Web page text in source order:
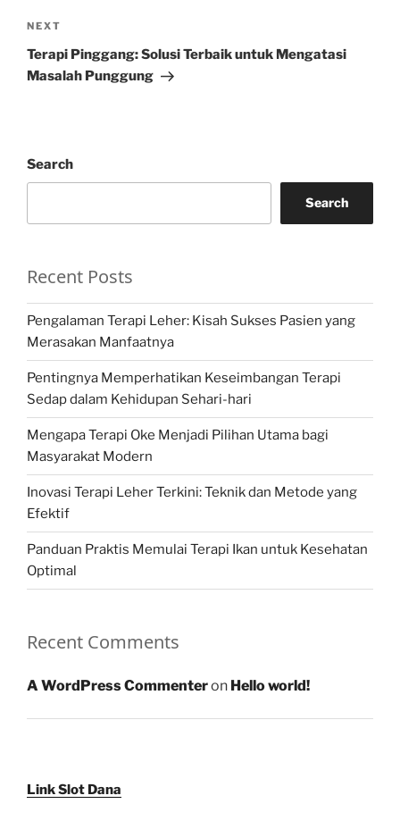
Next
Post
NEXT
Terapi Pinggang: Solusi Terbaik untuk Mengatasi
Masalah Punggung
Search
Search
Recent Posts
Pengalaman Terapi Leher: Kisah Sukses Pasien yang
Merasakan Manfaatnya
Pentingnya Memperhatikan Keseimbangan Terapi
Sedap dalam Kehidupan Sehari-hari
Mengapa Terapi Oke Menjadi Pilihan Utama bagi
Masyarakat Modern
Inovasi Terapi Leher Terkini: Teknik dan Metode yang
Efektif
Panduan Praktis Memulai Terapi Ikan untuk Kesehatan
Optimal
Recent Comments
A WordPress Commenteron Hello world!
Link Slot Dana